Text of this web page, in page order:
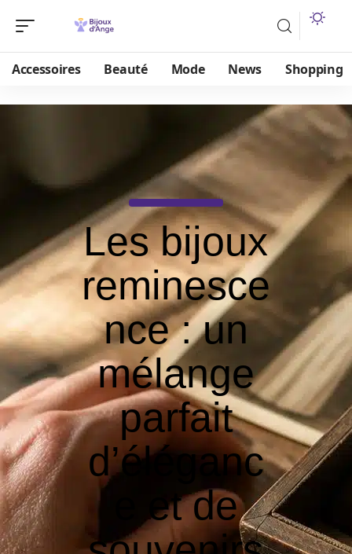
Accessoires Beauté Mode News Shopping
Les bijoux
reminesce
nce : un
mélange
parfait
d’éléganc
e et de